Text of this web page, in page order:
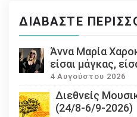
ΔΙΑΒΆΣΤΕ
Άννα Μαρία
είσαι μάγκας,
4 Αυγούστου 2026
Διεθνείς
(24/8-6/9-2026)